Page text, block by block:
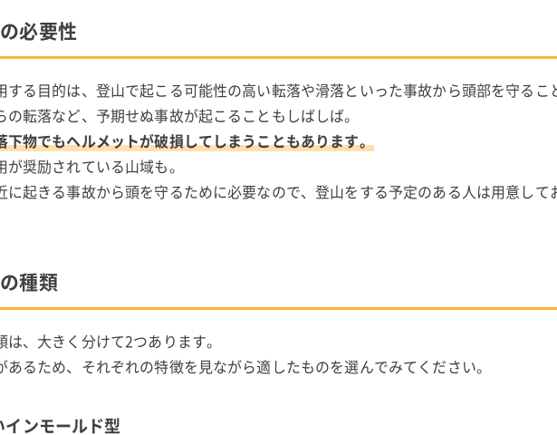
必要性
る目的は、登山で起こる可能性の高い転落や滑落といった事故から頭部を守るこ
転落など、予期せぬ事故が起こることもしばしば。
下物でもヘルメットが破損してしまうこともあります。
奨励されている山域も。
起きる事故から頭を守るために必要なので、登山をする予定のある人は用意して
種類
、大きく分けて2つあります。
るため、それぞれの特徴を見ながら適したものを選んでみてください。
ンモールド型